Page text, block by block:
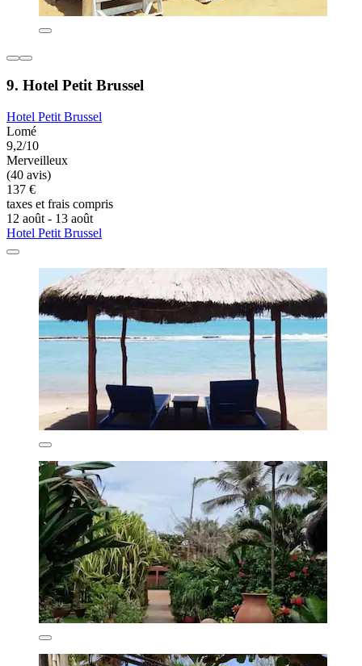
9. Hotel Petit Brussel
Hotel Petit Brussel
Lomé
9,2/10
Merveilleux
(40 avis)
137 €
taxes et frais compris
12 août - 13 août
Hotel Petit Brussel